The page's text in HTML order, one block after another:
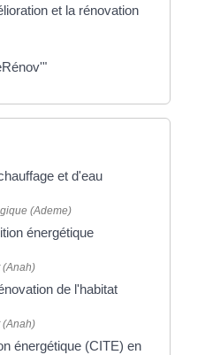
et la rénovation
et d'eau
(Ademe)
énergétique
(Anah)
de l'habitat
(Anah)
énergétique (CITE) en